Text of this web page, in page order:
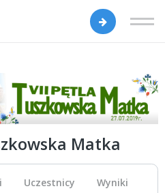
Matka
Uczestnicy Wyniki